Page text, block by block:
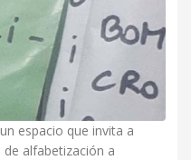
espacio que invita a
alfabetización a